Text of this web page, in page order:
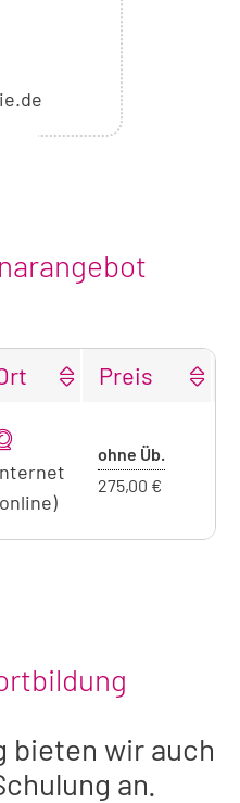
Preis
ohne Üb.
275,00 €
bieten wir auch
an.